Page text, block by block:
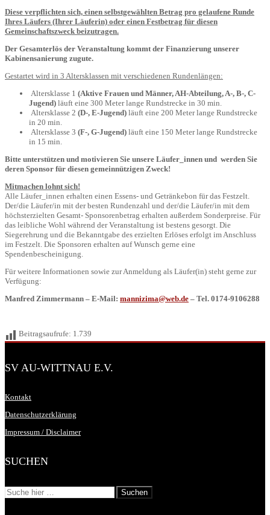
Diese verpflichten sich, einen selbstgewählten Betrag pro gelaufene Runde
Ihres Läufers (Ihrer Läuferin) oder einen Festbetrag für diesen
Gemeinschaftszweck beizutragen.
Der Gesamterlös der Veranstaltung kommt der Finanzierung unserer
Kabinensanierung zugute.
Gestartet wird in 3 Altersklassen mit verschiedenen Rundenlängen:
Altersklasse 1 (Aktive Frauen und Männer, AH-Abteilung, A-, B-, C-
Jugend) läuft eine 300 Meter lange Rundstrecke in 30 min.
Altersklasse 2 (D-, E-Jugend) läuft eine 200 Meter lange Rundstrecke
in 20 min.
Altersklasse 3 (F-, G-Jugend) läuft eine 150 Meter lange Rundstrecke
in 15 min.
Bitte unterstützen und motivieren Sie unsere Läufer_innen und werden Sie
deren Sponsor für diesen gemeinnützigen Zweck!
Mitmachen lohnt sich!
Alle Läufer_innen erhalten einen Essens- und Getränkebon für das Festzelt.
Der/die Läufer/in mit der besten Rundenzahl und der/die Läufer/in mit dem
höchsterzielten Gesamt- Sponsorenbetrag erhalten außerdem Sonderpreise. Für
das leibliche Wohl während der Veranstaltung ist bestens gesorgt. Die
Siegerehrung und die Bekanntgabe des erzielten Erlöses erfolgt im Anschluss
im Festzelt. Die Sponsoren erhalten auf Wunsch gerne eine
Spendenbescheinigung.
Für weitere Informationen sowie zur Anmeldung als Läufer(in) steht gerne zur
Verfügung:
Manfred Zimmermann – E-Mail: mannizima@web.de – Tel. 0174-9106288
Beitragsaufrufe: 1.739
SV AU-WITTNAU E.V.
Kontakt
Datenschutzerklärung
Impressum / Disclaimer
SUCHEN